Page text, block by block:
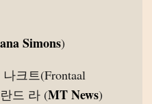
Simons)
크트(Frontaal
드 라 (MT News)